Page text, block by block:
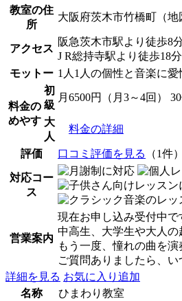
教室の住
所
大阪府茨木市竹橋町（地
アクセス
阪急茨木市駅より徒歩8分
J R総持寺駅より徒歩18分
モットー 1人1人の個性と音楽に
料金の
めやす
初
級
月6500円（月3～4回）
大
人
料金の詳細
評価 口コミ評価を見る （1件）
対応コー
ス
営業案内
現在お申し込み受付中で
中高生、大学生や大人の
もう一度、憧れの曲を
ご質問ありましたら、い
詳細を見る お気に入り追加
名称
ひまわり教室